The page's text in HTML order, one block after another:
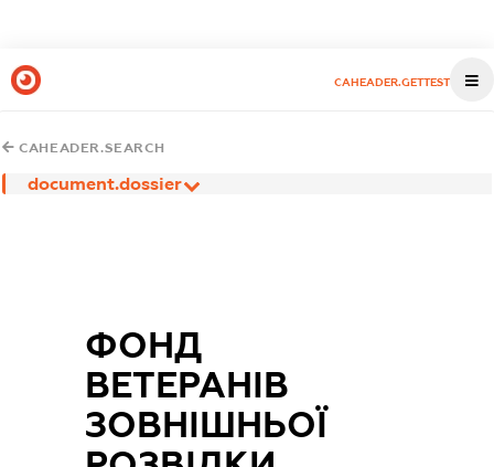
CAHEADER.GETTEST
CAHEADER.SEARCH
document.dossier
ФОНД
ВЕТЕРАНІВ
ЗОВНІШНЬОЇ